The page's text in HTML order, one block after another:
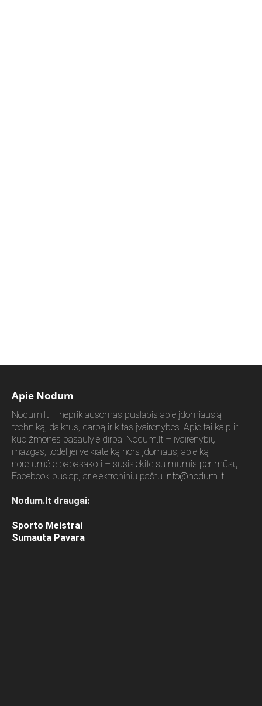
Apie Nodum
Nodum.lt – nepriklausomas puslapis apie įdomiausią
techniką, daiktus, darbą ir kitas įvairenybes. Apie tai kaip ir
kuo žmonės pasaulyje dirba. Nodum.lt – įvairenybių
mazgas, todėl jei veikiate ką nors įdomaus, apie ką
norėtumėte papasakoti – susisiekite su mumis per mūsų
Facebook puslapį ar elektroniniu paštu info@nodum.lt
Nodum.lt draugai:
Sporto Meistrai
Sumauta Pavara